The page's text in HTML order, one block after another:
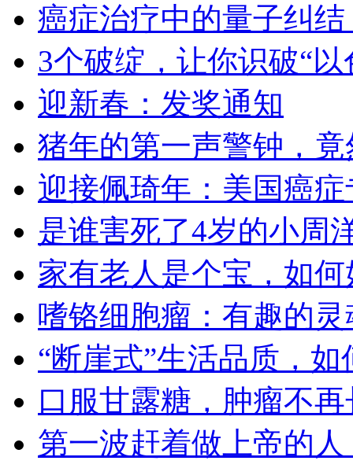
癌症治疗中的量子纠
3个破绽，让你识破“
迎新春：发奖通知
猪年的第一声警钟，
迎接佩琦年：美国癌
是谁害死了4岁的小周
家有老人是个宝，如
嗜铬细胞瘤：有趣的
“断崖式”生活品质，如
口服甘露糖，肿瘤不
第一波赶着做上帝的